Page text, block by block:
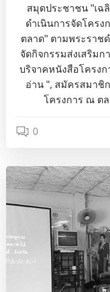
สมุดประชาชน "เฉ
ดำเนินการจัดโคร
ตลาด" ตามพระราช
จัดกิจกรรมส่งเสริม
บริจาคหนังสือโครง
อ่าน ", สมัครสมาชิ
โครงการ ณ ต
0